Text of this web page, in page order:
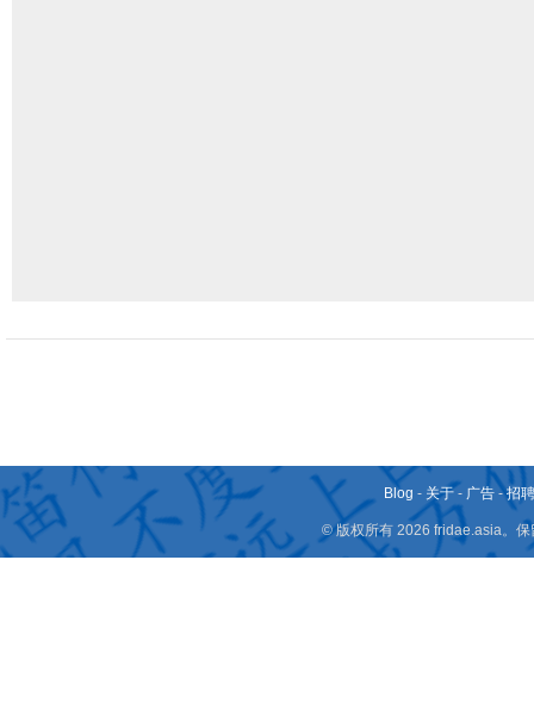
Blog - 关于 - 广告 -招
© 版权所有 2026 fridae.asia。